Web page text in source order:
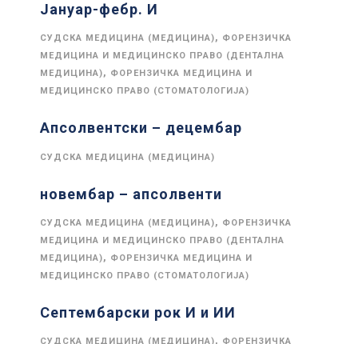
Јануар-фебр. И
СУДСКА МЕДИЦИНА (МЕДИЦИНА), ФОРЕНЗИЧКА
МЕДИЦИНА И МЕДИЦИНСКО ПРАВО (ДЕНТАЛНА
МЕДИЦИНА), ФОРЕНЗИЧКА МЕДИЦИНА И
МЕДИЦИНСКО ПРАВО (СТОМАТОЛОГИЈА)
Апсолвентски – децембар
СУДСКА МЕДИЦИНА (МЕДИЦИНА)
новембар – апсолвенти
СУДСКА МЕДИЦИНА (МЕДИЦИНА), ФОРЕНЗИЧКА
МЕДИЦИНА И МЕДИЦИНСКО ПРАВО (ДЕНТАЛНА
МЕДИЦИНА), ФОРЕНЗИЧКА МЕДИЦИНА И
МЕДИЦИНСКО ПРАВО (СТОМАТОЛОГИЈА)
Септембарски рок И и ИИ
СУДСКА МЕДИЦИНА (МЕДИЦИНА), ФОРЕНЗИЧКА